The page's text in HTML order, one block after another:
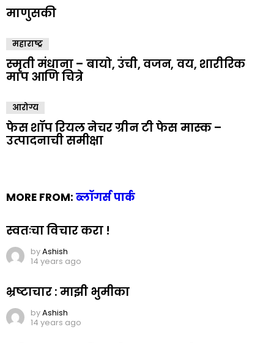
माणुसकी
महाराष्ट्र
स्मृती मंधाना – बायो, उंची, वजन, वय, शारीरिक
माप आणि चित्रे
आरोग्य
फेस शॉप रियल नेचर ग्रीन टी फेस मास्क –
उत्पादनाची समीक्षा
MORE FROM: ब्लॉगर्स पार्क
स्वतःचा विचार करा !
byAshish
14 years ago
भ्रष्टाचार : माझी भुमीका
byAshish
14 years ago